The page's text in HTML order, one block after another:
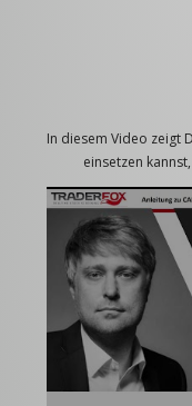
In diesem Video zeigt
einsetzen